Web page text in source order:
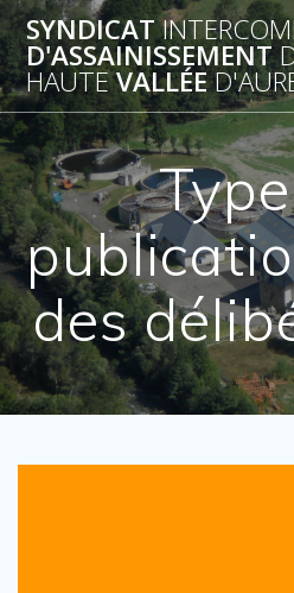
au
SYNDICAT
D'ASSAINISSEMENT
HAUTEVALLÉE
des